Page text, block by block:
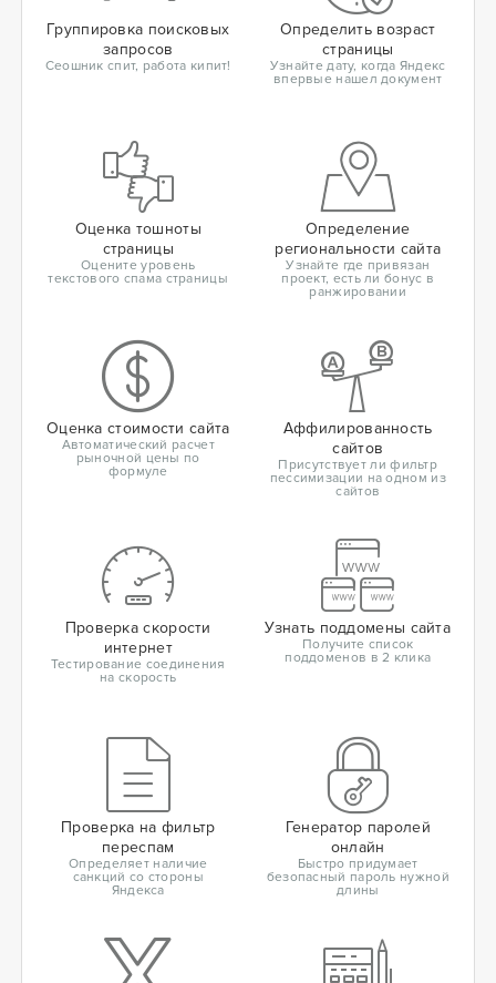
Группировка поисковых
запросов
Сеошник спит, работа кипит!
Определить возраст
страницы
Узнайте дату, когда Яндекс
впервые нашел документ
Оценка тошноты
страницы
Оцените уровень
текстового спама страницы
Определение
региональности сайта
Узнайте где привязан
проект, есть ли бонус в
ранжировании
Оценка стоимости сайта
Автоматический расчет
рыночной цены по
формуле
Аффилированность
сайтов
Присутствует ли фильтр
пессимизации на одном из
сайтов
Проверка скорости
интернет
Тестирование соединения
на скорость
Узнать поддомены сайта
Получите список
поддоменов в 2 клика
Проверка на фильтр
переспам
Определяет наличие
санкций со стороны
Яндекса
Генератор паролей
онлайн
Быстро придумает
безопасный пароль нужной
длины